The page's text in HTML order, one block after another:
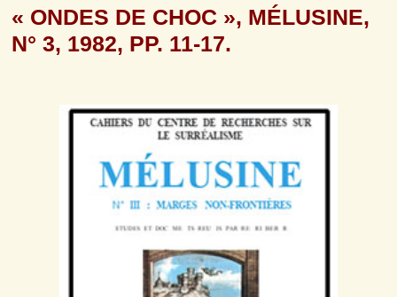
« ONDES DE CHOC », MÉLUSINE,